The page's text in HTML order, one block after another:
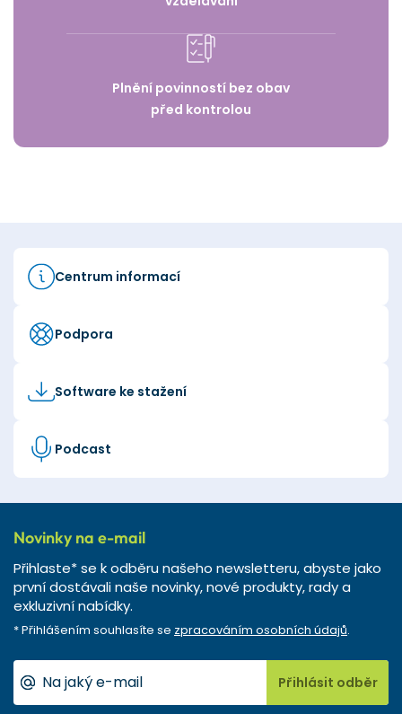
Plnění povinností bez obav
před kontrolou
Centrum informací
Podpora
Software ke stažení
Podcast
Novinky na e-mail
Přihlaste* se k odběru našeho newsletteru, abyste jako
první dostávali naše novinky, nové produkty, rady a
exkluzivní nabídky.
* Přihlášením souhlasíte se zpracováním osobních údajů.
Přihlásit odběr